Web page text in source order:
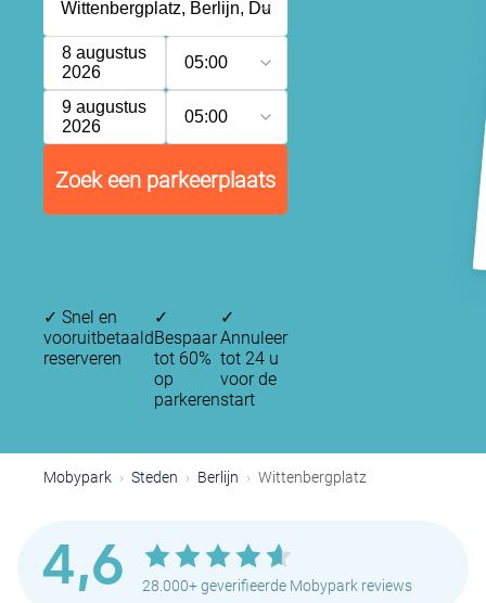
8 augustus
2026
05:00
9 augustus
2026
05:00
Zoek een parkeerplaats
✓ Snel en
vooruitbetaald
reserveren
✓
Bespaar
tot 60%
op
parkeren
✓
Annuleer
tot 24 u
voor de
start
Mobypark Steden Berlijn Wittenbergplatz
4,6 28.000+ geverifieerde Mobypark reviews